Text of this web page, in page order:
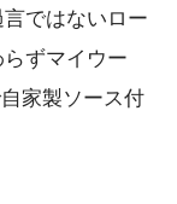
ではないロー
ずマイウー
家製ソース付